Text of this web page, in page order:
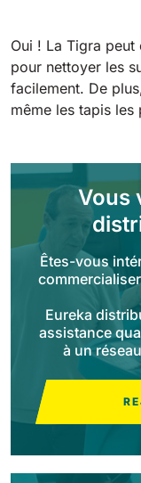
E51
E61
E71
E81
Autolaveuses
Voir tous
Rider
Rider
Xtrema
Oui ! La Tigra
pour nettoyer les
facilement. De
même les tapis les
Vous
Êtes-vous
Eureka
assistance
à un